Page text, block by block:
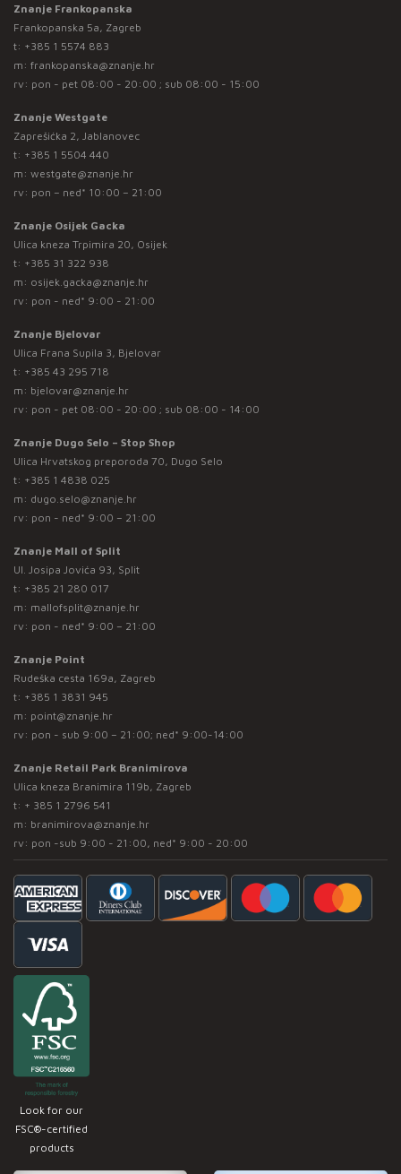
Znanje Frankopanska
Frankopanska 5a, Zagreb
t: +385 1 5574 883
m: frankopanska@znanje.hr
rv: pon - pet 08:00 - 20:00 ; sub 08:00 - 15:00
Znanje Westgate
Zaprešićka 2, Jablanovec
t: +385 1 5504 440
m: westgate@znanje.hr
rv: pon – ned* 10:00 – 21:00
Znanje Osijek Gacka
Ulica kneza Trpimira 20, Osijek
t: +385 31 322 938
m: osijek.gacka@znanje.hr
rv: pon - ned* 9:00 - 21:00
Znanje Bjelovar
Ulica Frana Supila 3, Bjelovar
t: +385 43 295 718
m: bjelovar@znanje.hr
rv: pon - pet 08:00 - 20:00 ; sub 08:00 - 14:00
Znanje Dugo Selo – Stop Shop
Ulica Hrvatskog preporoda 70, Dugo Selo
t: +385 1 4838 025
m: dugo.selo@znanje.hr
rv: pon - ned* 9:00 – 21:00
Znanje Mall of Split
Ul. Josipa Jovića 93, Split
t: +385 21 280 017
m: mallofsplit@znanje.hr
rv: pon - ned* 9:00 – 21:00
Znanje Point
Rudeška cesta 169a, Zagreb
t: +385 1 3831 945
m: point@znanje.hr
rv: pon - sub 9:00 – 21:00; ned* 9:00-14:00
Znanje Retail Park Branimirova
Ulica kneza Branimira 119b, Zagreb
t: + 385 1 2796 541
m: branimirova@znanje.hr
rv: pon -sub 9:00 - 21:00, ned* 9:00 - 20:00
Look for our
FSC®-certified
products